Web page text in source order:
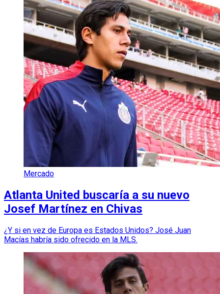
Mercado
Atlanta United buscaría a su nuevo
Josef Martínez en Chivas
¿Y si en vez de Europa es Estados Unidos? José Juan
Macías habría sido ofrecido en la MLS.